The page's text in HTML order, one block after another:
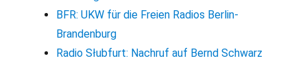
BFR: UKW für die Freien Radios Berlin-
Brandenburg
Radio Słubfurt: Nachruf auf Bernd Schwarz